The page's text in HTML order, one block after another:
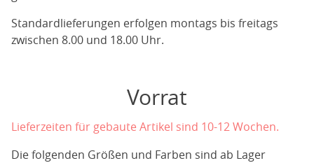
Standardlieferungen erfolgen montags bis freitags
zwischen 8.00 und 18.00 Uhr.
Vorrat
Lieferzeiten für gebaute Artikel sind 10-12 Wochen.
Die folgenden Größen und Farben sind ab Lager